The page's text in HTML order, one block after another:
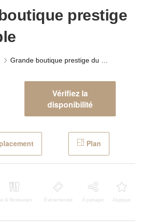
prestige
Vérifiez la
disponibilité
Plan
& Restaurant Événementiel À partager Atypique